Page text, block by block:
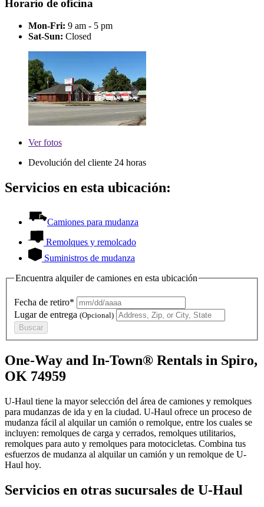
Horario de oficina
Mon-Fri: 9 am - 5 pm
Sat-Sun: Closed
Verfotos
Devolución del cliente 24 horas
Servicios en esta ubicación:
Camiones para mudanza
Remolques y remolcado
Suministros de mudanza
Encuentra alquiler de camiones en esta ubicación
Fecha de retiro*
Lugar de entrega (Opcional)
Buscar
One-Way and In-Town® Rentals in Spiro,
OK 74959
U-Haul tiene la mayor selección del área de camiones y remolques
para mudanzas de ida y en la ciudad. U-Haul ofrece un proceso de
mudanza fácil al alquilar un camión o remolque, entre los cuales se
incluyen: remolques de carga y cerrados, remolques utilitarios,
remolques para auto y remolques para motocicletas. Combina tus
esfuerzos de mudanza al alquilar un camión y un remolque de U-
Haul hoy.
Servicios en otras sucursales de U-Haul